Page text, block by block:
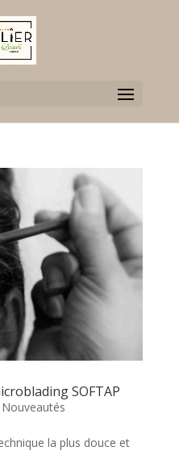
SOFTAP
Nouveautés
la plus douce et